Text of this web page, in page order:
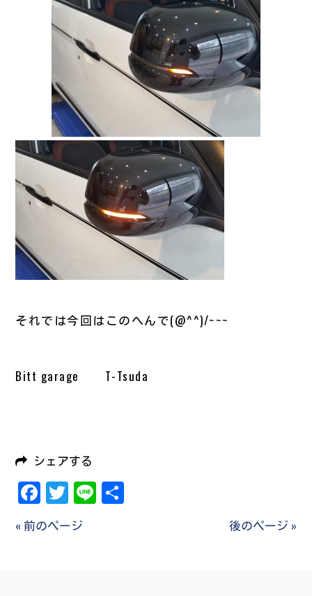
それでは今回はこのへんで(@^^)/~~~
Bitt garage T-Tsuda
シェアする
Facebook
Twitter
Line
« 前のページ 後のページ »